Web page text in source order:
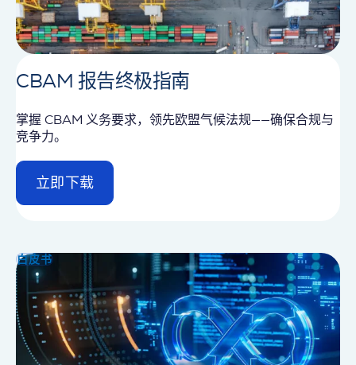
CBAM 报告终极指南
掌握 CBAM 义务要求，领先欧盟气候法规——确保合规与
竞争力。
立即下载
d
e
i
白皮书